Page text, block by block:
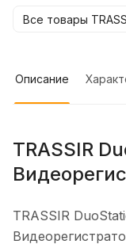
Все товары
Описание
TRASSIR
TRASSIR